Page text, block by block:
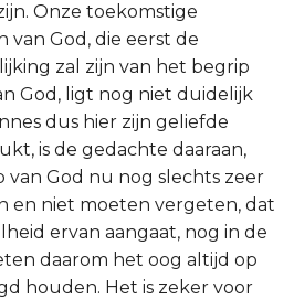
Onze toekomstige
van God, die eerst de
zal zijn van het begrip
God, ligt nog niet duidelijk
dus hier zijn geliefde
is de gedachte daaraan,
van God nu nog slechts zeer
en niet moeten vergeten, dat
ervan aangaat, nog in de
daarom het oog altijd op
houden. Het is zeker voor